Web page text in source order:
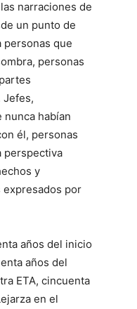
narraciones de
un punto de
personas que
personas
Jefes,
nunca habían
él, personas
perspectiva
y
por
años del inicio
años del
ETA, cincuenta
en el